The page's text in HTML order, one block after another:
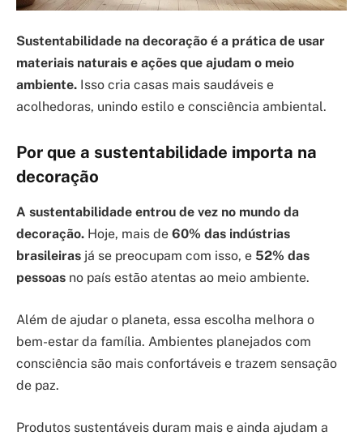
Sustentabilidade na decoração é a prática de usar
materiais naturais e ações que ajudam o meio
ambiente. Isso cria casas mais saudáveis e
acolhedoras, unindo estilo e consciência ambiental.
Por que a sustentabilidade importa na
decoração
A sustentabilidade entrou de vez no mundo da
decoração. Hoje, mais de 60% das indústrias
brasileiras já se preocupam com isso, e 52% das
pessoas no país estão atentas ao meio ambiente.
Além de ajudar o planeta, essa escolha melhora o
bem-estar da família. Ambientes planejados com
consciência são mais confortáveis e trazem sensação
de paz.
Produtos sustentáveis duram mais e ainda ajudam a